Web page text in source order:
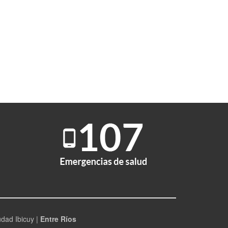
Ibicuy | Entre Ríos